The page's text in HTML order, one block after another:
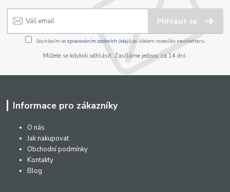
Přihlásit se
Souhlasím se zpracováním osobních údajůza účelem rozesílky newsletteru.
Můžete se kdykoli odhlásit. Zasíláme jednou za 14 dní.
Informace pro zákazníky
O nás
Jak nakupovat
Obchodní podmínky
Kontakty
Blog